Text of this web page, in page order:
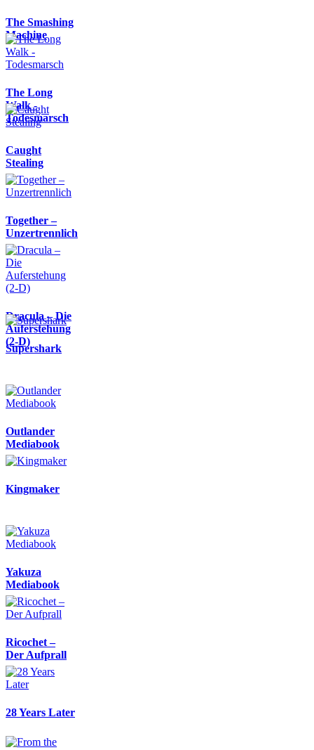
The Smashing
Machine
The Long
Walk -
Todesmarsch
Caught
Stealing
Together –
Unzertrennlich
Dracula – Die
Auferstehung
(2-D)
Supershark
Outlander
Mediabook
Kingmaker
Yakuza
Mediabook
Ricochet –
Der Aufprall
28 Years Later